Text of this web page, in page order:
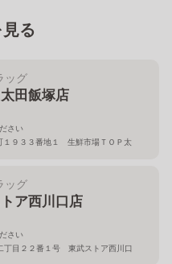
る
ッグ
田飯塚店
さい
１９３３番地１ 生鮮市場ＴＯＰ太
ッグ
ア西川口店
さい
丁目２２番１号 東武ストア西川口